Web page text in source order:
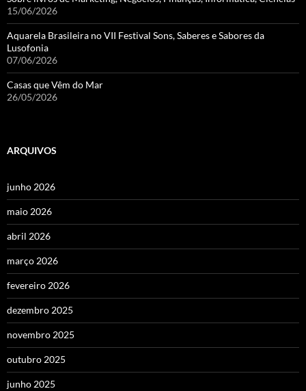
15/06/2026
Aquarela Brasileira no VII Festival Sons, Saberes e Sabores da
Lusofonia
07/06/2026
Casas que Vêm do Mar
26/05/2026
ARQUIVOS
junho 2026
maio 2026
abril 2026
março 2026
fevereiro 2026
dezembro 2025
novembro 2025
outubro 2025
junho 2025